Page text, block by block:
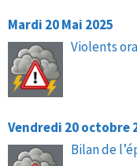
Mardi 20 Mai 2025
Violents
Vendredi 20 octobre
Bilan de